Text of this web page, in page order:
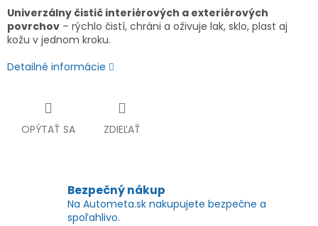
Univerzálny čistič interiérových a exteriérových
povrchov – rýchlo čistí, chráni a oživuje lak, sklo, plast aj
kožu v jednom kroku.
Detailné informácie
OPÝTAŤ SA ZDIEĽAŤ
Bezpečný nákup
Na Autometa.sk nakupujete bezpečne a
spoľahlivo.